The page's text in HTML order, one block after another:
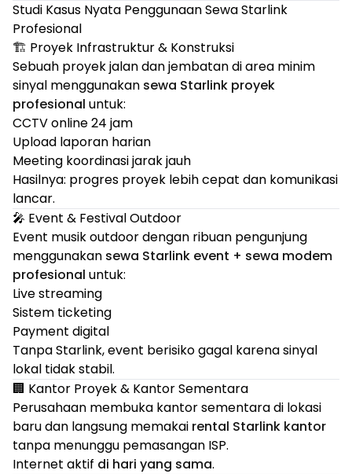
Studi Kasus Nyata Penggunaan Sewa Starlink
Profesional
🏗️ Proyek Infrastruktur & Konstruksi
Sebuah proyek jalan dan jembatan di area minim
sinyal menggunakan sewa Starlink proyek
profesional untuk:
CCTV online 24 jam
Upload laporan harian
Meeting koordinasi jarak jauh
Hasilnya: progres proyek lebih cepat dan komunikasi
lancar.
🎤 Event & Festival Outdoor
Event musik outdoor dengan ribuan pengunjung
menggunakan sewa Starlink event + sewa modem
profesional untuk:
Live streaming
Sistem ticketing
Payment digital
Tanpa Starlink, event berisiko gagal karena sinyal
lokal tidak stabil.
🏢 Kantor Proyek & Kantor Sementara
Perusahaan membuka kantor sementara di lokasi
baru dan langsung memakai rental Starlink kantor
tanpa menunggu pemasangan ISP.
Internet aktif di hari yang sama.